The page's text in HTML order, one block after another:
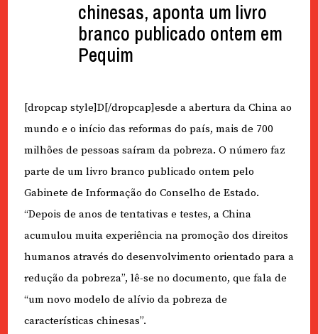
chinesas, aponta um livro
branco publicado ontem em
Pequim
[dropcap style]D[/dropcap]esde a abertura da China ao
mundo e o início das reformas do país, mais de 700
milhões de pessoas saíram da pobreza. O número faz
parte de um livro branco publicado ontem pelo
Gabinete de Informação do Conselho de Estado.
“Depois de anos de tentativas e testes, a China
acumulou muita experiência na promoção dos direitos
humanos através do desenvolvimento orientado para a
redução da pobreza”, lê-se no documento, que fala de
“um novo modelo de alívio da pobreza de
características chinesas”.